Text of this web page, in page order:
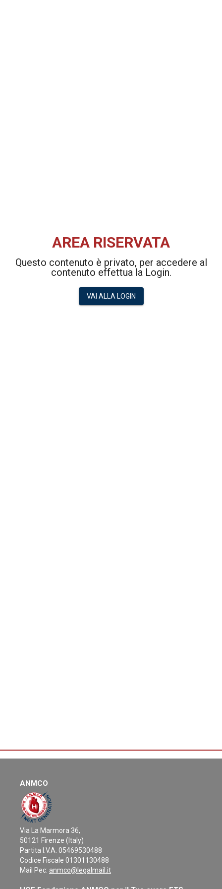
AREA RISERVATA
Questo contenuto è privato, per accedere al
contenuto effettua la Login.
VAI ALLA LOGIN
ANMCO
Via La Marmora 36,
50121 Firenze (Italy)
Partita I.V.A. 05469530488
Codice Fiscale 01301130488
Mail Pec: anmco@legalmail.it